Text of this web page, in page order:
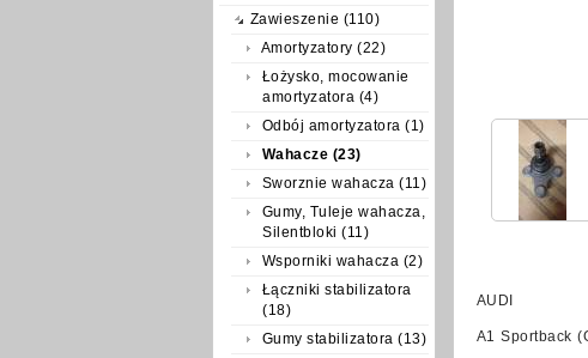
Zawieszenie (110)
Amortyzatory (22)
Łożysko, mocowanie
amortyzatora (4)
Odbój amortyzatora (1)
Wahacze (23)
Sworznie wahacza (11)
Gumy, Tuleje wahacza,
Silentbloki (11)
Wsporniki wahacza (2)
Łączniki stabilizatora
(18)
Gumy stabilizatora (13)
AUDI
A1 Sportback